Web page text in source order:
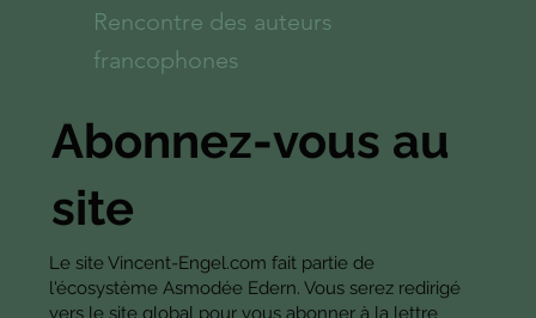
Abonnez-vous au
site
Le site Vincent-Engel.com fait partie de
l'écosystème Asmodée Edern. Vous serez redirigé
Rencontre des auteurs
francophones